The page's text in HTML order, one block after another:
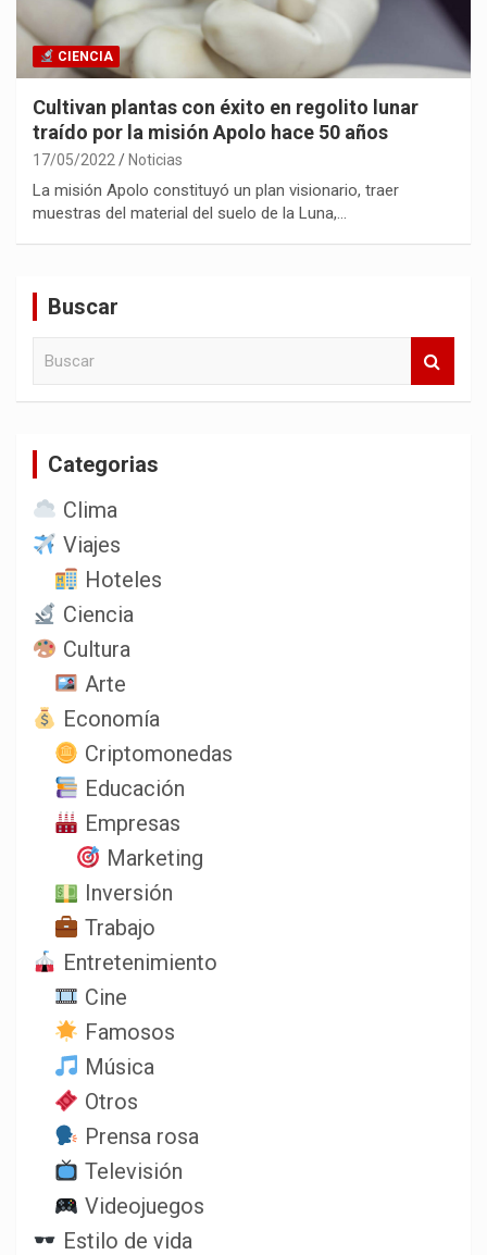
CIENCIA
Cultivan plantas con éxito en regolito lunar
traído por la misión Apolo hace 50 años
17/05/2022 Noticias
La misión Apolo constituyó un plan visionario, traer
muestras del material del suelo de la Luna,…
Buscar
Categorias
Clima
Viajes
Hoteles
Ciencia
Cultura
Arte
Economía
Criptomonedas
Educación
Empresas
Marketing
Inversión
Trabajo
Entretenimiento
Cine
Famosos
Música
Otros
Prensa rosa
Televisión
Videojuegos
Estilo de vida